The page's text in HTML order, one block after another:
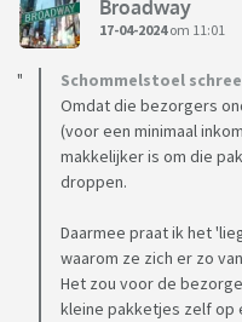
Broadway
17-04-2024om 11:01
Schommelstoel
Omdat die bezorgers
(voor een minimaal
makkelijker is om die
droppen.
Daarmee praat ik het
waarom ze zich er zo
Het zou voor de
kleine pakketjes zelf op